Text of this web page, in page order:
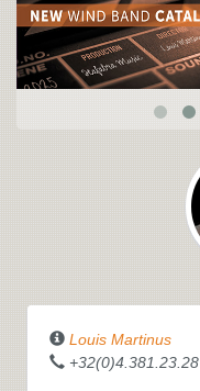
Louis Martinus
+32(0)4.381.23.28